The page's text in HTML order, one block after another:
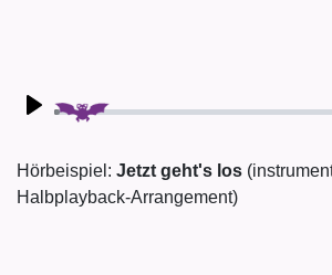
Hörbeispiel: Jetzt geht's los
Halbplayback-Arrangement)